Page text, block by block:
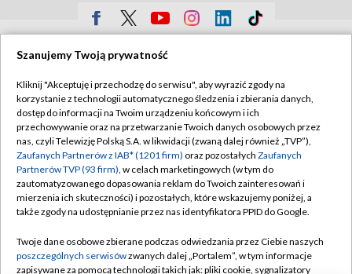
Sklep TVP
Biuro Reklamy
Oferta Handlowa
Telegazeta ogłoszenia
Emisja w TVP
Rada Programowa
Ogłoszenia przetargowe
Polityka prywatności
Moje zgody
Biuro reklamy
Kontakt
©2026 Telewizja Polska Spółka Akcyjna w likwidacji
Szanujemy Twoją prywatność
Kliknij "Akceptuję i przechodzę do serwisu", aby wyrazić zgody na
korzystanie z technologii automatycznego śledzenia i zbierania danych,
dostęp do informacji na Twoim urządzeniu końcowym i ich
przechowywanie oraz na przetwarzanie Twoich danych osobowych przez
nas, czyli Telewizję Polską S.A. w likwidacji (zwaną dalej również „TVP”),
Zaufanych Partnerów z IAB* (1201 firm) oraz pozostałych Zaufanych
Partnerów TVP (93 firm), w celach marketingowych (w tym do
zautomatyzowanego dopasowania reklam do Twoich zainteresowań i
mierzenia ich skuteczności) i pozostałych, które wskazujemy poniżej, a
także zgody na udostępnianie przez nas identyfikatora PPID do Google.
Twoje dane osobowe zbierane podczas odwiedzania przez Ciebie naszych
poszczególnych serwisówzwanych dalej „Portalem”, w tym informacje
zapisywane za pomocą technologii takich jak: pliki cookie, sygnalizatory